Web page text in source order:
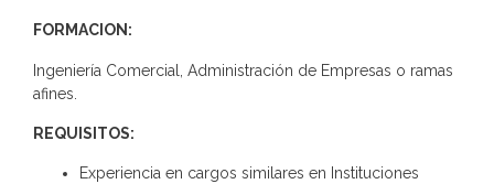
FORMACION:
Ingeniería Comercial, Administración de Empresas o ramas
afines.
REQUISITOS:
Experiencia en cargos similares en Instituciones